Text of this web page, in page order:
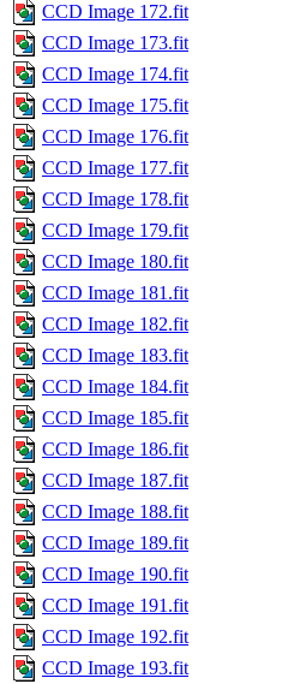
CCD Image 172.fit
CCD Image 173.fit
CCD Image 174.fit
CCD Image 175.fit
CCD Image 176.fit
CCD Image 177.fit
CCD Image 178.fit
CCD Image 179.fit
CCD Image 180.fit
CCD Image 181.fit
CCD Image 182.fit
CCD Image 183.fit
CCD Image 184.fit
CCD Image 185.fit
CCD Image 186.fit
CCD Image 187.fit
CCD Image 188.fit
CCD Image 189.fit
CCD Image 190.fit
CCD Image 191.fit
CCD Image 192.fit
CCD Image 193.fit